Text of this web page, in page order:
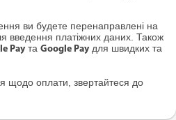
ви будете перенаправлені на
введення платіжних даних. Також
Pay та Google Pay для швидких та
щодо оплати, звертайтеся до